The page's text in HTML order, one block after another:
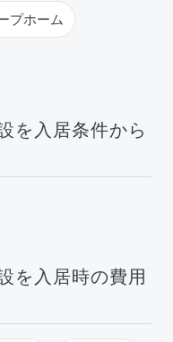
プホーム
を入居条件から
を入居時の費用